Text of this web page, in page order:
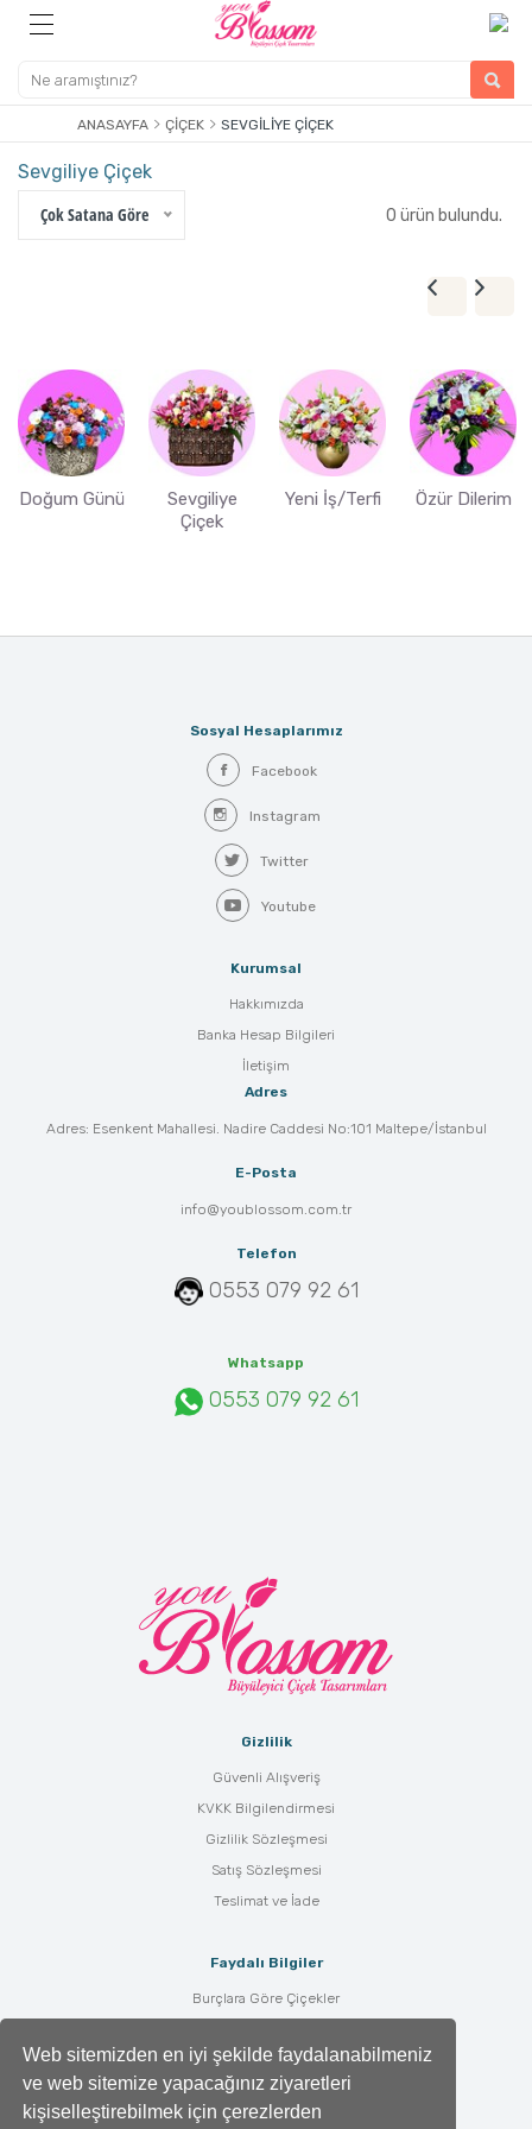
Web sitemizden en iyi şekilde faydalanabilmeniz
ve web sitemize yapacağınız ziyaretleri
kişiselleştirebilmek için çerezlerden
ANASAYFA ÇIÇEK SEVGILIYE ÇIÇEK
Sevgiliye Çiçek
Çok Satana Göre
0 ürün bulundu.
Doğum Günü
Sevgiliye
Çiçek
Yeni İş/Terfi Özür Dilerim
Sosyal Hesaplarımız
Facebook
Instagram
Twitter
Youtube
Kurumsal
Hakkımızda
Banka Hesap Bilgileri
İletişim
Adres
Adres: Esenkent Mahallesi. Nadire Caddesi No:101 Maltepe/İstanbul
E-Posta
info@youblossom.com.tr
Telefon
0553 079 92 61
Whatsapp
0553 079 92 61
Gizlilik
Güvenli Alışveriş
KVKK Bilgilendirmesi
Gizlilik Sözleşmesi
Satış Sözleşmesi
Teslimat ve İade
Faydalı Bilgiler
Burçlara Göre Çiçekler
Çiçek Anlamları
Tüm Blog Yazıları